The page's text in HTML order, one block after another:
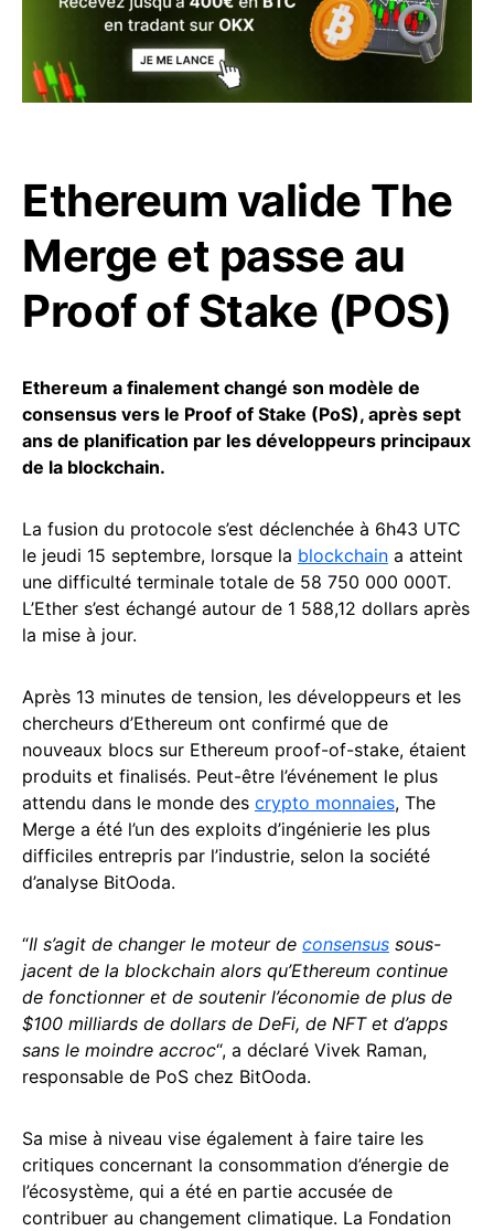
Ethereum valide The
Merge et passe au
Proof of Stake (POS)
Ethereum a finalement changé son modèle de
consensus vers le Proof of Stake (PoS), après sept
ans de planification par les développeurs principaux
de la blockchain.
La fusion du protocole s’est déclenchée à 6h43 UTC
le jeudi 15 septembre, lorsque la blockchain a atteint
une difficulté terminale totale de 58 750 000 000T.
L’Ether s’est échangé autour de 1 588,12 dollars après
la mise à jour.
Après 13 minutes de tension, les développeurs et les
chercheurs d’Ethereum ont confirmé que de
nouveaux blocs sur Ethereum proof-of-stake, étaient
produits et finalisés. Peut-être l’événement le plus
attendu dans le monde des crypto monnaies, The
Merge a été l’un des exploits d’ingénierie les plus
difficiles entrepris par l’industrie, selon la société
d’analyse BitOoda.
“Il s’agit de changer le moteur de consensus sous-
jacent de la blockchain alors qu’Ethereum continue
de fonctionner et de soutenir l’économie de plus de
$100 milliards de dollars de DeFi, de NFT et d’apps
sans le moindre accroc“, a déclaré Vivek Raman,
responsable de PoS chez BitOoda.
Sa mise à niveau vise également à faire taire les
critiques concernant la consommation d’énergie de
l’écosystème, qui a été en partie accusée de
contribuer au changement climatique. La Fondation